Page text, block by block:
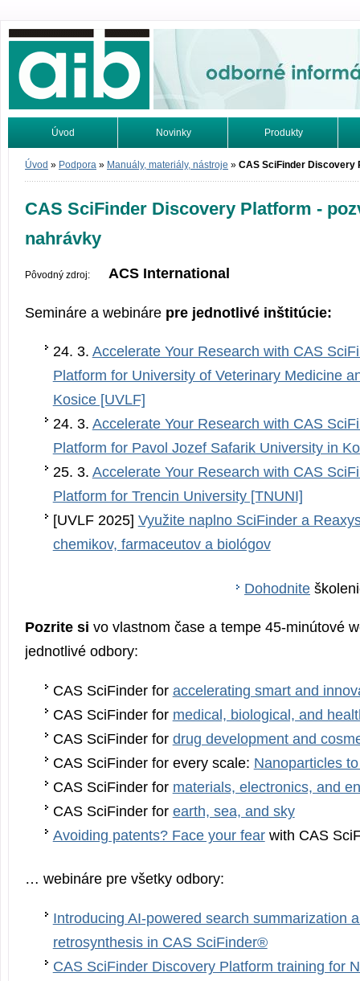
Odborné informácie. Online.
Úvod Novinky Produkty
Vyhľadávanie Tutoriály
Úvod » Podpora » Manuály, materiály, nástroje » CAS SciFinder Discovery
CAS SciFinder Discovery Platform -
nahrávky
Pôvodný zdroj: ACS International
Semináre a webináre pre jednotlivé inštitúcie:
24. 3. Accelerate Your Research with CAS
Platform for University of Veterinary Medicine
Kosice [UVLF]
24. 3. Accelerate Your Research with CAS
Platform for Pavol Jozef Safarik University in
25. 3. Accelerate Your Research with CAS
Platform for Trencin University [TNUNI]
[UVLF 2025] Využite naplno SciFinder a
chemikov, farmaceutov a biológov
Dohodnite
Pozrite si vo vlastnom čase a tempe 45-minútové
jednotlivé odbory:
CAS SciFinder for accelerating smart and
CAS SciFinder for medical, biological, and
CAS SciFinder for drug development and
CAS SciFinder for every scale: Nanoparticles
CAS SciFinder for materials, electronics, and
CAS SciFinder for earth, sea, and sky
Avoiding patents? Face your fearwith CAS
… webináre pre všetky odbory:
Introducing AI-powered search summarization
retrosynthesis in CAS SciFinder®
CAS SciFinder Discovery Platform training for